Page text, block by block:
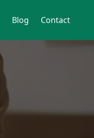
Blog Contact